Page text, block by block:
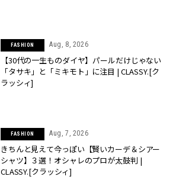
FASHION Aug, 8, 2026
【30代の一生ものダイヤ】パールだけじゃない
「タサキ」と「ミキモト」に注目 | CLASSY.[ク
ラッシィ]
FASHION Aug, 7, 2026
きちんと見えて今っぽい【賢いカーデ＆シアー
シャツ】３選！オシャレのプロが太鼓判 |
CLASSY.[クラッシィ]